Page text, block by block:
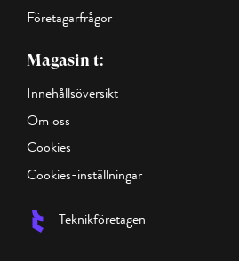
Företagarfrågor
Magasin t:
Innehållsöversikt
Om oss
Cookies
Cookies-inställningar
Teknikföretagen